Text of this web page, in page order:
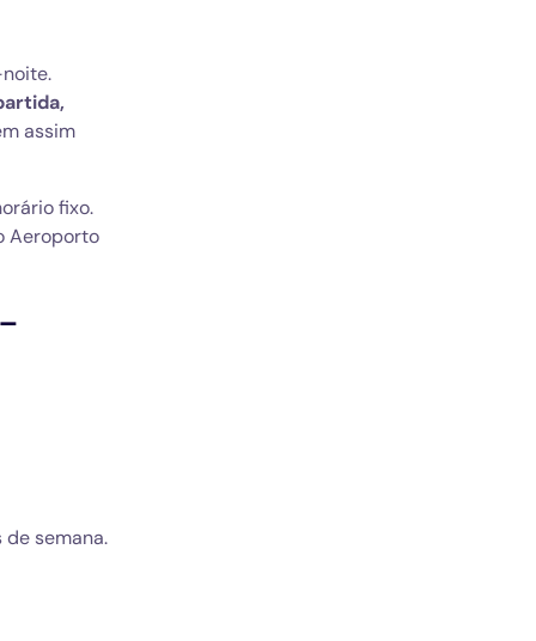
assim
fixo.
Aeroporto